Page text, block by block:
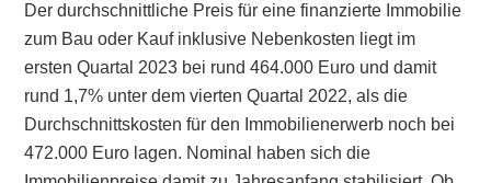
Der durchschnittliche Preis für eine finanzierte Immobilie
zum Bau oder Kauf inklusive Nebenkosten liegt im
ersten Quartal 2023 bei rund 464.000 Euro und damit
rund 1,7% unter dem vierten Quartal 2022, als die
Durchschnittskosten für den Immobilienerwerb noch bei
472.000 Euro lagen. Nominal haben sich die